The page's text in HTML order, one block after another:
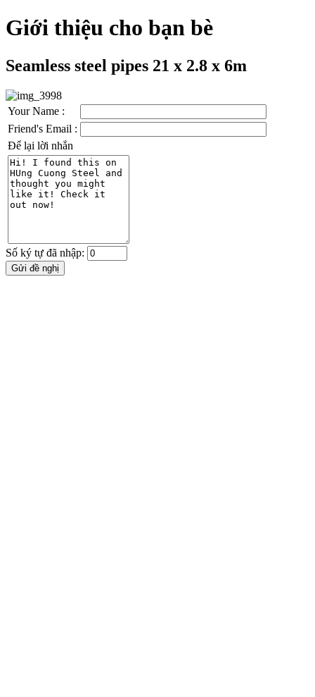
Giới thiệu cho bạn bè
Seamless steel pipes 21 x 2.8 x 6m
Your Name :
Friend's Email :
Để lại lời nhắn
Số ký tự đã nhập: